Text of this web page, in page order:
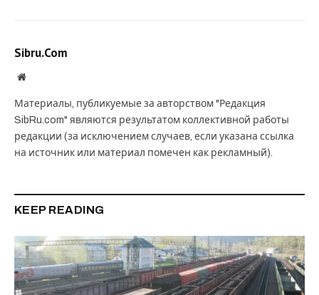
Sibru.Com
Website
Материалы, публикуемые за авторством "Редакция
SibRu.com" являются результатом коллективной работы
редакции (за исключением случаев, если указана ссылка
на источник или материал помечен как рекламный).
KEEP READING